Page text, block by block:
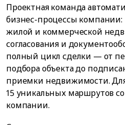
Проектная команда
бизнес-процессы
жилой и коммерческой
согласования и
полный цикл сделки — от
подбора объекта до
приемки недвижимости.
15 уникальных маршрутов
компании.